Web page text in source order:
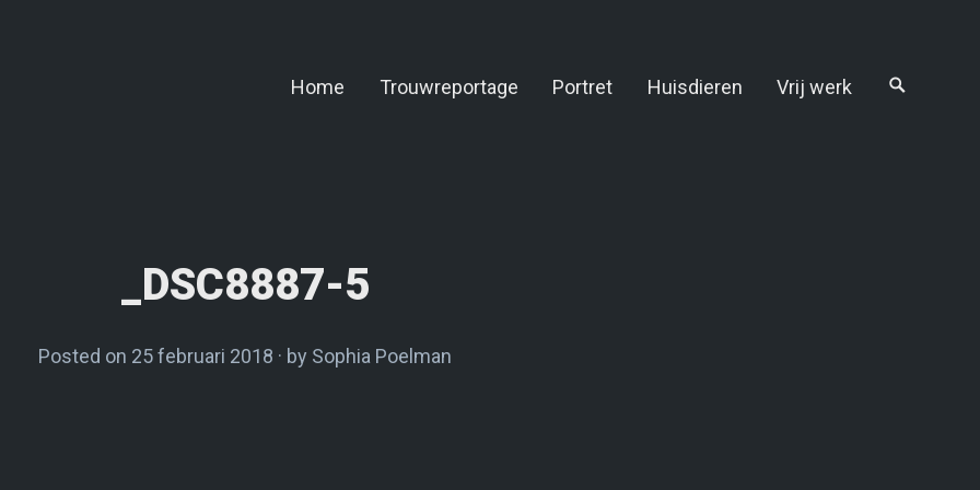
Home
Trouwreportage Portret Huisdieren Vrij werk
_DSC8887-5
Posted on 25 februari 2018 by Sophia Poelman